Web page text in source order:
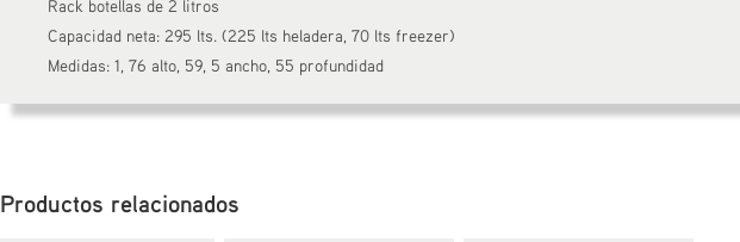
Rack botellas de 2 litros
Capacidad neta: 295 lts. (225 lts heladera, 70 lts freezer)
Medidas: 1, 76 alto, 59, 5 ancho, 55 profundidad
Productos relacionados